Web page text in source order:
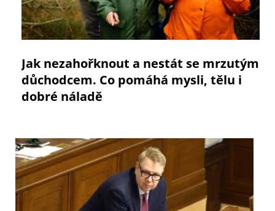
Jak nezahořknout a nestát se mrzutým
důchodcem. Co pomáhá mysli, tělu i
dobré náladě